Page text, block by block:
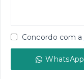
Concordo com a
WhatsApp